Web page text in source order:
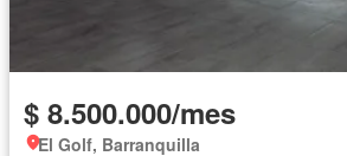
$ 8.500.000/mes
El Golf, Barranquilla